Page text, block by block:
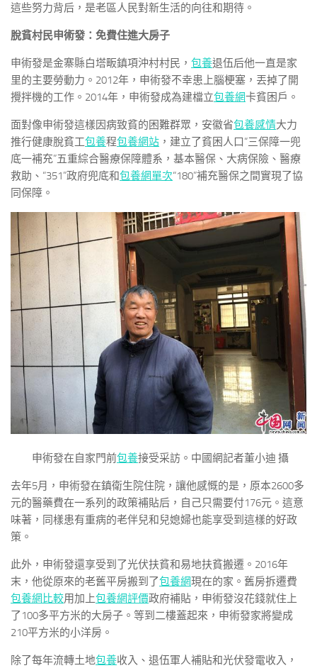
這些努力背后，是老區人民對新生活的向往和期待。
脫貧村民申術發：免費住進大房子
申術發是金寨縣白塔畈鎮項沖村村民， 包養退伍后他一直是家
里的主要勞動力。2012年，申術發不幸患上腦梗塞，丟掉了開
攪拌機的工作。2014年，申術發成為建檔立包養網卡貧困戶。
面對像申術發這樣因病致貧的困難群眾，安徽省包養感情大力
推行健康脫貧工包養程包養網站 ，建立了貧困人口“三保障一兜
底一補充”五重綜合醫療保障體系，基本醫保、大病保險、醫療
救助、“351”政府兜底和包養網單次“180”補充醫保之間實現了協
同保障。
申術發在自家門前包養接受采訪。中國網記者董小迪 攝
去年5月，申術發在鎮衛生院住院，讓他感慨的是，原本2600多
元的醫藥費在一系列的政策補貼后，自己只需要付176元。這意
味著，同樣患有重病的老伴兒和兒媳婦也能享受到這樣的好政
策。
此外，申術發還享受到了光伏扶貧和易地扶貧搬遷。2016年
末，他從原來的老舊平房搬到了包養網現在的家。舊房拆遷費
包養網比較用加上包養網評價政府補貼，申術發沒花錢就住上
了100多平方米的大房子。等到二樓蓋起來，申術發家將變成
210平方米的小洋房。
除了每年流轉土地包養收入、退伍軍人補貼和光伏發電收入，